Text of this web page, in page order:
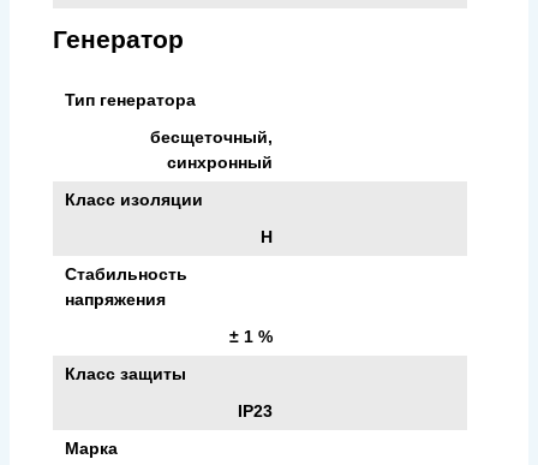
Генератор
Тип генератора
бесщеточный,
синхронный
Класс изоляции
H
Стабильность
напряжения
± 1 %
Класс защиты
IP23
Марка